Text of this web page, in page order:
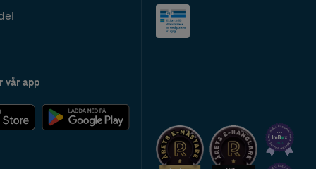
vår app